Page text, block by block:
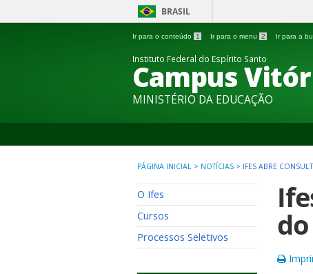
BRASIL
Ir para o conteúdo 1 Ir para o menu 2 Ir para a
Instituto Federal do Espírito Santo
Campus
MINISTÉRIO DA EDUCAÇÃO
PÁGINA INICIAL > NOTÍCIAS > IFES ABRE
O Ifes
Cursos
Processos Seletivos